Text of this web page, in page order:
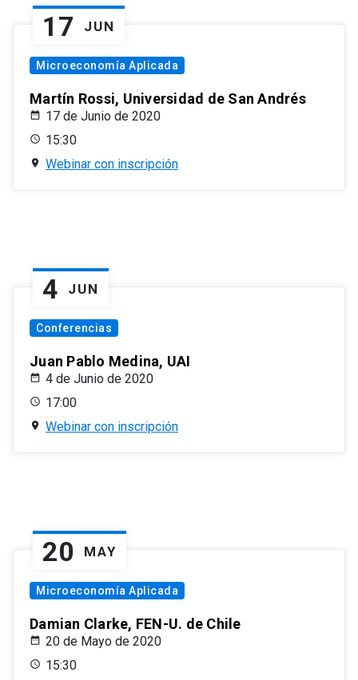
17 JUN
Microeconomía Aplicada
Martín Rossi, Universidad de San Andrés
17 de Junio de 2020
15:30
Webinar con inscripción
4 JUN
Conferencias
Juan Pablo Medina, UAI
4 de Junio de 2020
17:00
Webinar con inscripción
20 MAY
Microeconomía Aplicada
Damian Clarke, FEN-U. de Chile
20 de Mayo de 2020
15:30